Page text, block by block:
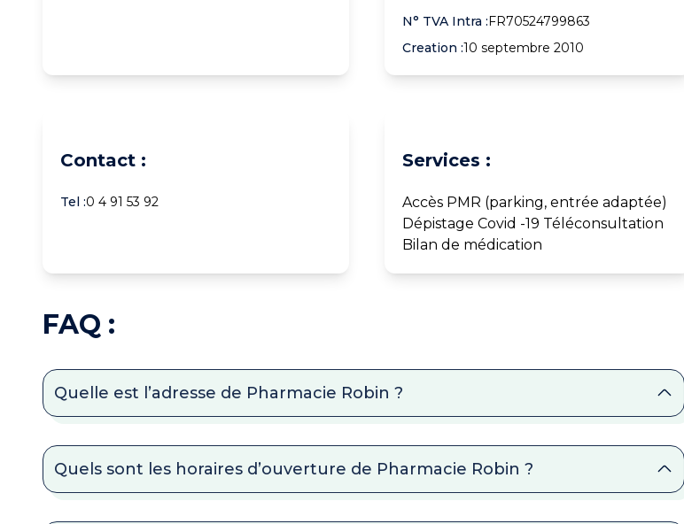
N° TVA Intra :FR70524799863
Creation :10 septembre 2010
Contact :
Tel :0 4 91 53 92
Services :
Accès PMR (parking, entrée adaptée)
Dépistage Covid -19 Téléconsultation
Bilan de médication
FAQ :
Quelle est l’adresse de Pharmacie Robin ?
Quels sont les horaires d’ouverture de Pharmacie Robin ?